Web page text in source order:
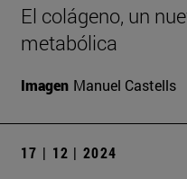
El colágeno, un
metabólica
Imagen Manuel Castells
17 | 12 | 2024